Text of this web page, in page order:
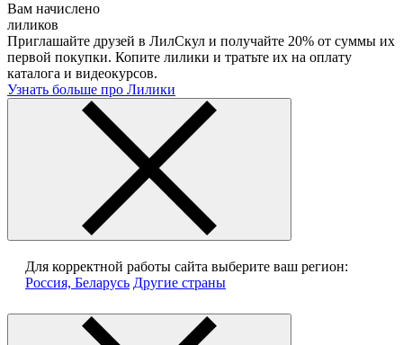
Вам начислено
лиликов
Приглашайте друзей в ЛилСкул и получайте 20% от суммы их
первой покупки. Копите лилики и тратьте их на оплату
каталога и видеокурсов.
Узнать больше про Лилики
Для корректной работы сайта выберите ваш регион:
Россия, Беларусь Другие страны